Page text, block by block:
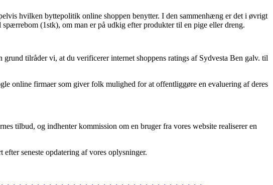
hvilken byttepolitik online shoppen benytter. I den sammenhæng er det i øvrigt
(1stk), om man er på udkig efter produkter til en pige eller dreng.
tilråder vi, at du verificerer internet shoppens ratings af Sydvesta Ben galv. til
online firmaer som giver folk mulighed for at offentliggøre en evaluering af deres
tilbud, og indhenter kommission om en bruger fra vores website realiserer en
seneste opdatering af vores oplysninger.